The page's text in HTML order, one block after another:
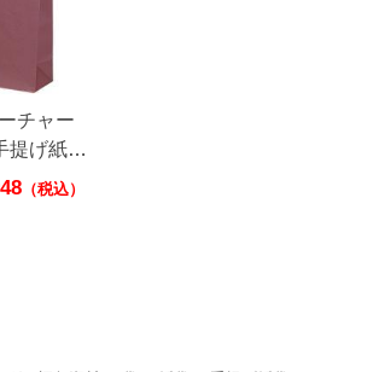
チャー
提げ紙袋
（税込）